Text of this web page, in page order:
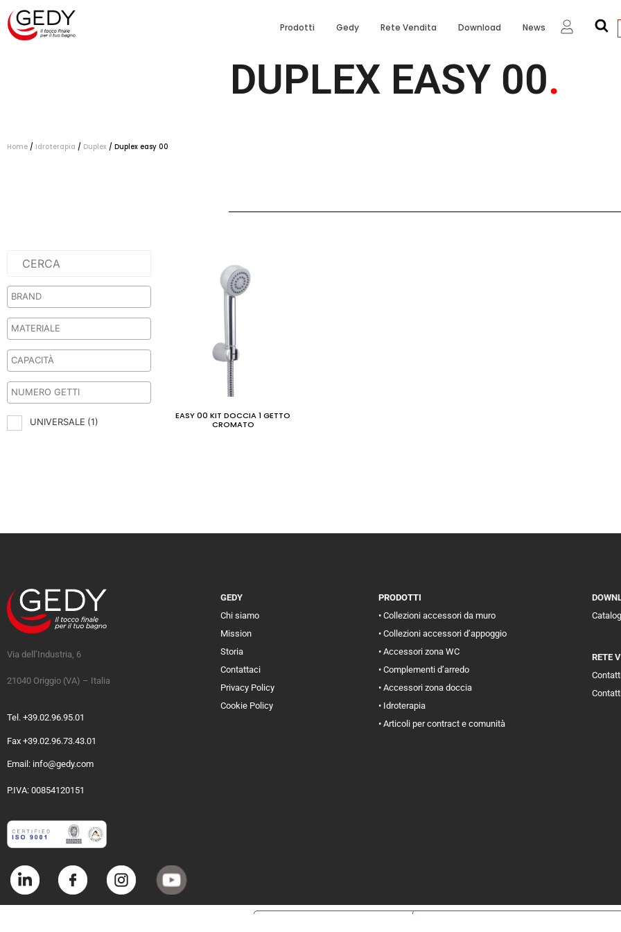
Prodotti Gedy Rete Vendita Download News
DUPLEX EASY 00.
Home / Idroterapia / Duplex / Duplex easy 00
UNIVERSALE (1)
EASY 00 KIT DOCCIA 1 GETTO
CROMATO
Via dell’Industria, 6
21040 Origgio (VA) – Italia
Tel. +39.02.96.95.01
Fax +39.02.96.73.43.01
Email: info@gedy.com
P.IVA: 00854120151
GEDY
Chi siamo
Mission
Storia
Contattaci
Privacy Policy
Cookie Policy
PRODOTTI
• Collezioni accessori da muro
• Collezioni accessori d’appoggio
• Accessori zona WC
• Complementi d’arredo
• Accessori zona doccia
• Idroterapia
• Articoli per contract e comunità
RETE